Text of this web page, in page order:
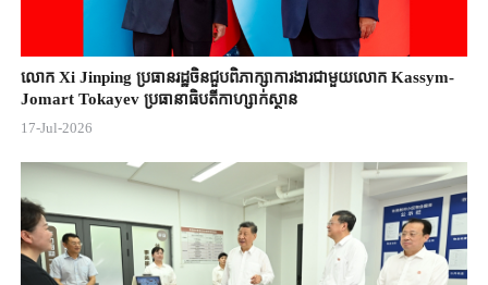
លោក Xi Jinping ប្រធានរដ្ឋចិន​ជួបពិភាក្សា​ការងារជាមួយ​លោក Kassym-
Jomart ​Tokayev ​ប្រធានាធិបតី​កាហ្សាក់ស្ថាន​
17-Jul-2026